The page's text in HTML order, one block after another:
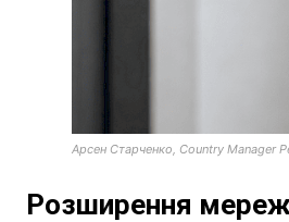
Арсен Старченко, Country Manager
Розширення